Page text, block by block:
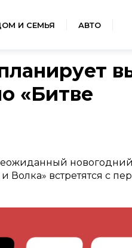
И СЕМЬЯ АВТО
«Битве
Волка» встретятся с